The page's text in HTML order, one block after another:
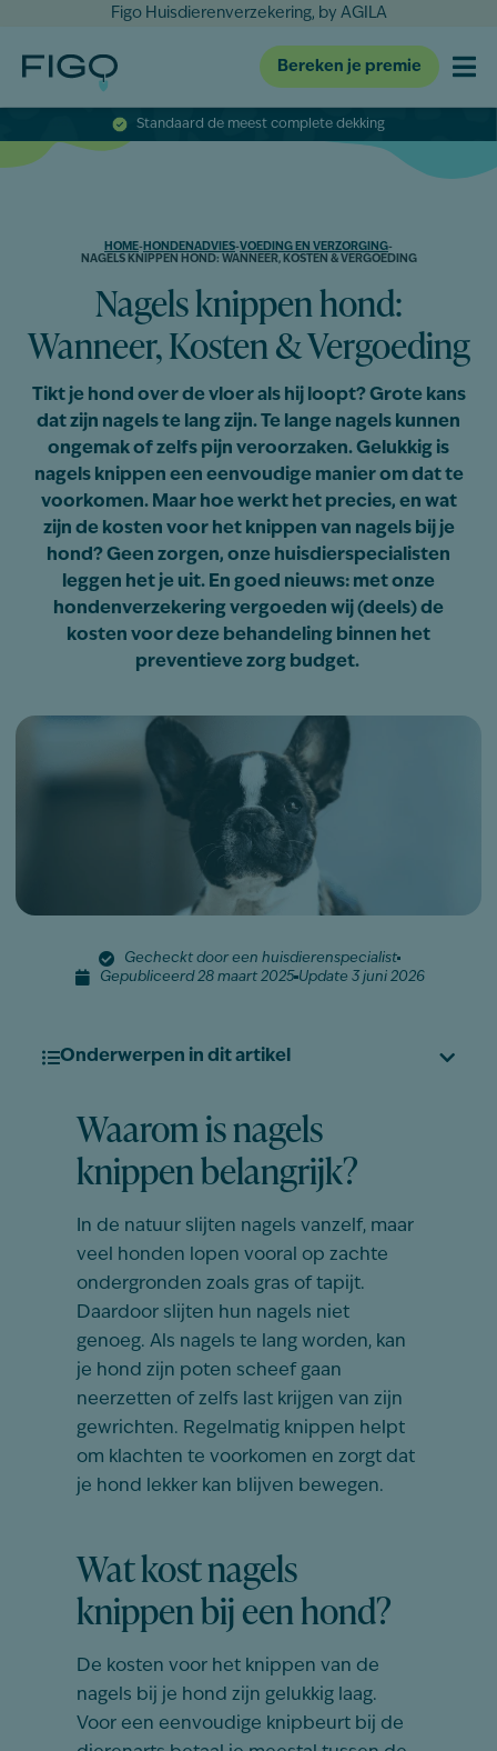
Figo Huisdierenverzekering, by AGILA
Bereken je premie
Standaard de meest complete dekking
HOME- HONDENADVIES-VOEDING EN VERZORGING-
NAGELS KNIPPEN HOND: WANNEER, KOSTEN & VERGOEDING
Nagels knippen hond:
Wanneer, Kosten & Vergoeding
Tikt je hond over de vloer als hij loopt? Grote kans
dat zijn nagels te lang zijn. Te lange nagels kunnen
ongemak of zelfs pijn veroorzaken. Gelukkig is
nagels knippen een eenvoudige manier om dat te
voorkomen. Maar hoe werkt het precies, en wat
zijn de kosten voor het knippen van nagels bij je
hond? Geen zorgen, onze huisdierspecialisten
leggen het je uit. En goed nieuws: met onze
hondenverzekering vergoeden wij (deels) de
kosten voor deze behandeling binnen het
preventieve zorg budget.
Gecheckt door een huisdierenspecialist
Gepubliceerd 28 maart 2025 Update 3 juni 2026
Onderwerpen in dit artikel
Waarom is nagels
knippen belangrijk?
In de natuur slijten nagels vanzelf, maar
veel
honden lopen vooral op zachte
ondergronden zoals gras of tapijt.
Daardoor slijten hun nagels niet
genoeg. Als nagels te lang worden, kan
je hond zijn poten scheef gaan
neerzetten of zelfs last krijgen van zijn
gewrichten. Regelmatig knippen helpt
om klachten te voorkomen en zorgt dat
je hond lekker kan blijven bewegen.
Wat kost nagels
knippen bij een hond?
De kosten voor het knippen van de
nagels bij je hond zijn gelukkig laag.
Voor een eenvoudige knipbeurt bij de